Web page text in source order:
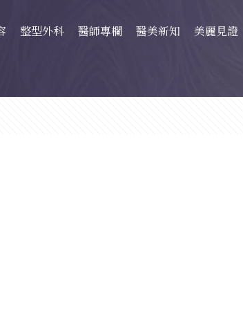
整型外科 醫師專欄 醫美新知 美麗見證